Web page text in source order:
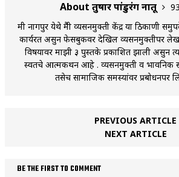
About तुषार पांडुरंग नातू
मी नागपुर येथे मैत्री व्यसनमुक्ती केंद्र या ठिकाणी
कार्यरत असुन फेसबुकवर देखिल व्यसनमुक्तीपर
विषयावर माझी ३ पुस्तके प्रकाशित झाली असुन
स्वतचे आत्मकथन आहे . व्यसनमुक्ती व भावनिक
तसेच सामाजिक समस्यांवर प्रबोधनपर
PREVIOUS ARTICLE
NEXT ARTICLE
BE THE FIRST TO COMMENT